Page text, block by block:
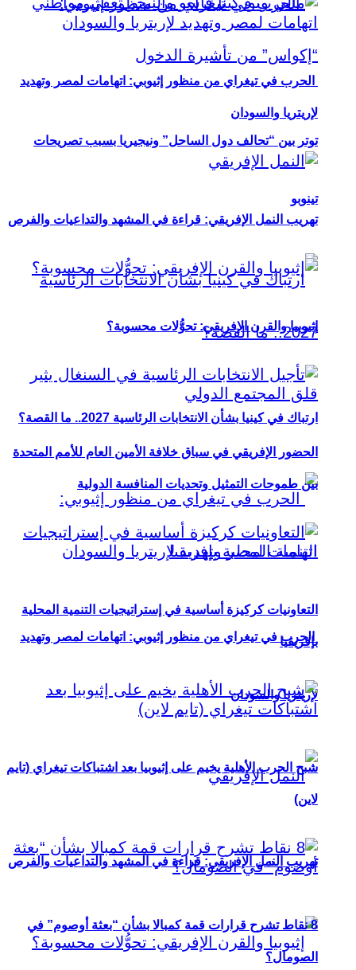
توتر بين “تحالف دول الساحل” ونيجيريا بسبب تصريحات
تينوبو
ارتباك في كينيا بشأن الانتخابات الرئاسية 2027.. ما القصة؟
الحرب في تيغراي من منظور إثيوبي: اتهامات لمصر وتهديد
لإريتريا والسودان
تهريب النمل الإفريقي: قراءة في المشهد والتداعيات والفرص
الحرب في تيغراي من منظور إثيوبي: اتهامات لمصر وتهديد
لإريتريا والسودان
تهريب النمل الإفريقي: قراءة في المشهد والتداعيات والفرص
إثيوبيا والقرن الإفريقي: تحوُّلات محسوبة؟
الحضور الإفريقي في سباق خلافة الأمين العام للأمم المتحدة
بين طموحات التمثيل وتحديات المنافسة الدولية
التعاونيات كركيزة أساسية في إستراتيجيات التنمية المحلية
بإفريقيا
شبح الحرب الأهلية يخيم على إثيوبيا بعد اشتباكات تيغراي (تايم
لاين)
8 نقاط تشرح قرارات قمة كمبالا بشأن “بعثة أوصوم” في
الصومال؟